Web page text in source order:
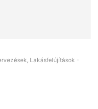
Lakásfelújítások -